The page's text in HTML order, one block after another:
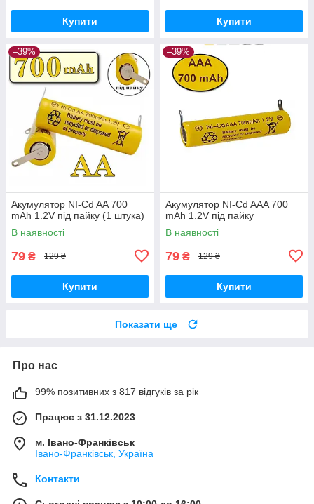
Купити Купити
–39%
Акумулятор NI-Cd AA 700
mAh 1.2V під пайку (1 штука)
В наявності
79 ₴ 129 ₴
Купити
–39%
Акумулятор NI-Cd AAA 700
mAh 1.2V під пайку
В наявності
79 ₴ 129 ₴
Купити
Показати ще
Про нас
99% позитивних з 817 відгуків за рік
Працює з 31.12.2023
м. Івано-Франківськ
Івано-Франківськ, Україна
Контакти